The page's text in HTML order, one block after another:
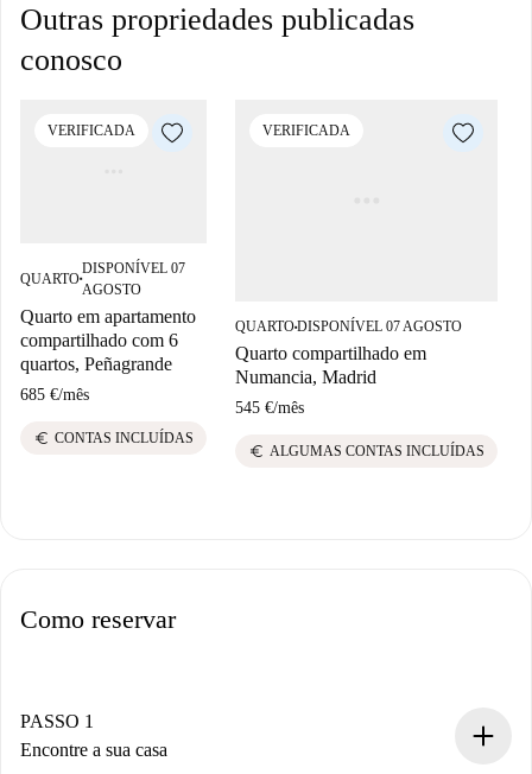
Outras propriedades publicadas
conosco
VERIFICADA
QUARTO■
DISPONÍVEL 07
AGOSTO
Quarto em apartamento
compartilhado com 6
quartos, Peñagrande
685 €/mês
euro CONTAS INCLUÍDAS
VERIFICADA
QUARTO■DISPONÍVEL 07 AGOSTO
Quarto compartilhado em
Numancia, Madrid
545 €/mês
euro ALGUMAS CONTAS INCLUÍDAS
Como reservar
PASSO 1
Encontre a sua casa